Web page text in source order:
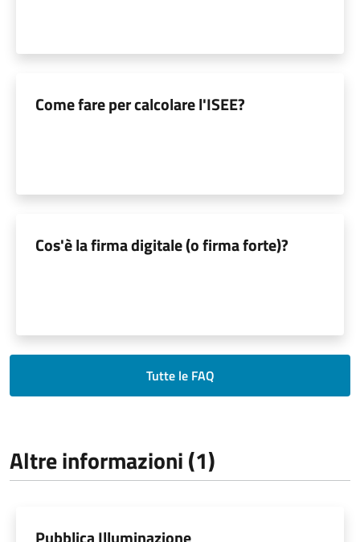
Come fare per calcolare l'ISEE?
Cos'è la firma digitale (o firma forte)?
Tutte le FAQ
Altre informazioni (1)